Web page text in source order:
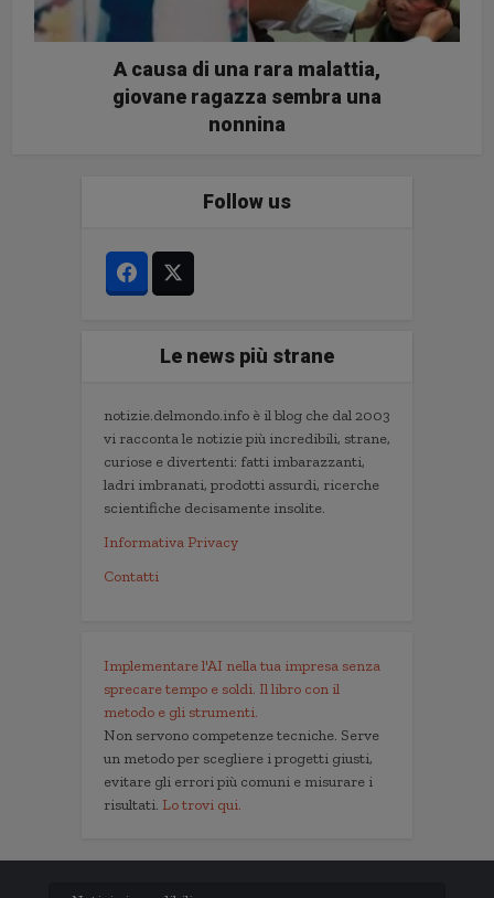
A causa di una rara malattia,
giovane ragazza sembra una
nonnina
Follow us
Le news più strane
notizie.delmondo.info è il blog che dal 2003
vi racconta le notizie più incredibili, strane,
curiose e divertenti: fatti imbarazzanti,
ladri imbranati, prodotti assurdi, ricerche
scientifiche decisamente insolite.
Informativa Privacy
Contatti
Implementare l'AI nella tua impresa senza
sprecare tempo e soldi. Il libro con il
metodo e gli strumenti.
Non servono competenze tecniche. Serve
un metodo per scegliere i progetti giusti,
evitare gli errori più comuni e misurare i
risultati. Lo trovi qui.